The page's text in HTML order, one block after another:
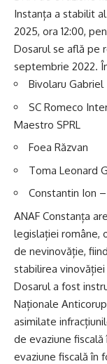
Instanța a stabilit
2025, ora 12:00,
Dosarul se află pe
septembrie 2022.
Bivolaru Gabriel
SC Romeco
Maestro SPRL
Foea Răzvan
Toma Leonard
Constantin Ion
ANAF Constanța
legislației române,
de nevinovăție,
stabilirea
Dosarul a fost
Naționale
asimilate
de evaziune
evaziune fiscală în